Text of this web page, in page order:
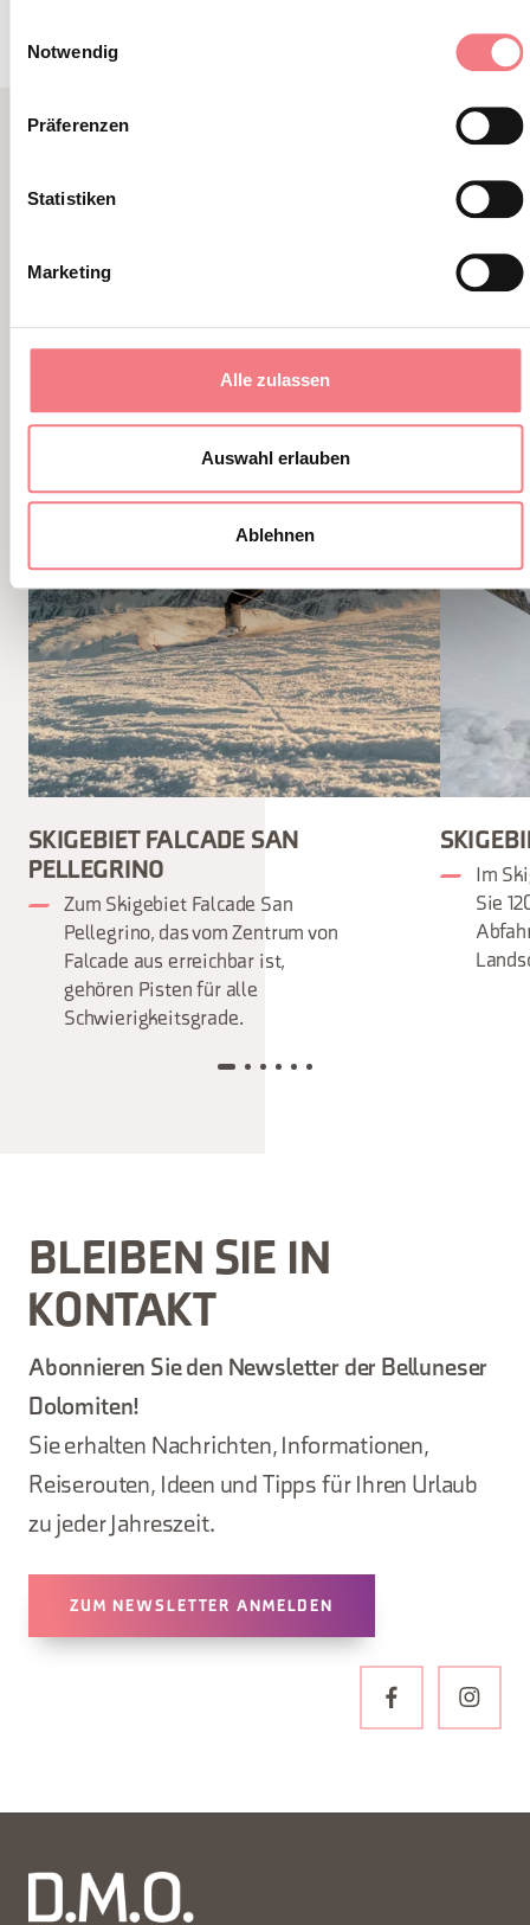
Notwendig
Präferenzen
Statistiken
Marketing
Alle zulassen
Auswahl erlauben
Ablehnen
SIE KÖNNEN AUCH
SKIGEBIET FALCADE SAN
PELLEGRINO
Zum Skigebiet Falcade San
Pellegrino, das vom Zentrum von
Falcade aus erreichbar ist,
gehören Pisten für alle
Schwierigkeitsgrade.
Im
Sie
BLEIBEN SIE IN
KONTAKT
Abonnieren Sie den Newsletter der Belluneser
Dolomiten!
Sie erhalten Nachrichten, Informationen,
Reiserouten, Ideen und Tipps für Ihren Urlaub
zu jeder Jahreszeit.
ZUM NEWSLETTER ANMELDEN